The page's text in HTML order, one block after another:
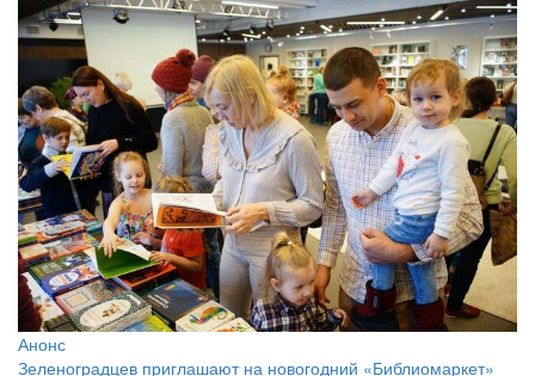
Анонс
Зеленоградцев приглашают на новогодний «Библиомаркет»